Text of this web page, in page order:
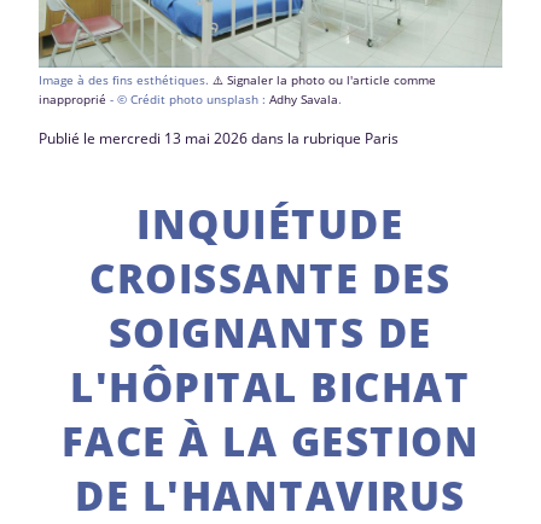
Image à des fins esthétiques. ⚠️ Signaler la photo ou l'article comme
inapproprié - © Crédit photo unsplash : Adhy Savala.
Publié le mercredi 13 mai 2026 dans la rubrique Paris
INQUIÉTUDE
CROISSANTE DES
SOIGNANTS DE
L'HÔPITAL BICHAT
FACE À LA GESTION
DE L'HANTAVIRUS